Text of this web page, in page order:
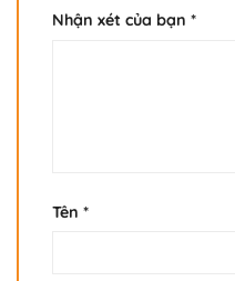
Nhận xét của bạn *
Tên *